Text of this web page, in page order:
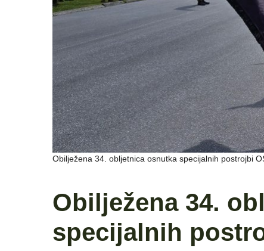
Obilježena 34. obljetnica osnutka specijalnih postrojbi
Obilježena 34.
specijalnih